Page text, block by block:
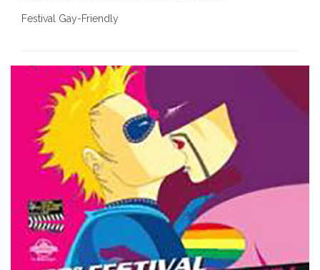
Festival Gay-Friendly